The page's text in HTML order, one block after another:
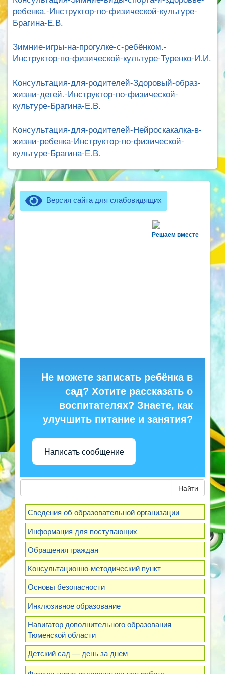
ребенка.-Инструктор-по-физической-культуре-
Брагина-Е.В.
Зимние-игры-на-прогулке-с-ребёнком.-
Инструктор-по-физической-культуре-Туренко-И.И.
Консультация-для-родителей-Здоровый-образ-
жизни-детей.-Инструктор-по-физической-
культуре-Брагина-Е.В.
Консультация-для-родителей-Нейроскакалка-в-
жизни-ребенка-Инструктор-по-физической-
культуре-Брагина-Е.В.
Версия сайта для слабовидящих
Решаем вместе
Не можете записать ребёнка в
сад? Хотите рассказать о
воспитателях? Знаете, как
улучшить питание и занятия?
Написать сообщение
Найти
Сведения об образовательной организации
Информация для поступающих
Обращения граждан
Консультационно-методический пункт
Основы безопасности
Инклюзивное образование
Навигатор дополнительного образования
Тюменской области
Детский сад — день за днем